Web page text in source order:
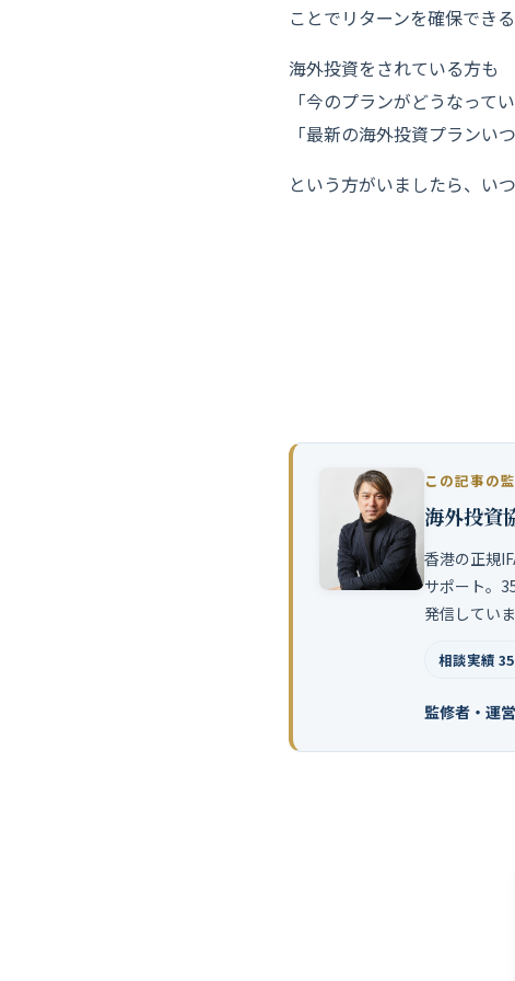
ことでリターンを確保でき
海外投資をされている方も
「今のプランがどうなって
「最新の海外投資プランい
という方がいましたら、い
この記事の
海外投資
香港の正規
サポート。
発信してい
相談実績
監修者・運